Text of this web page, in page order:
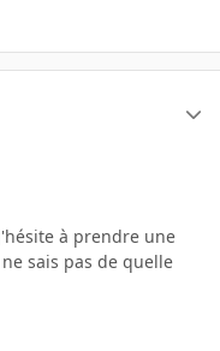
à prendre une
ne sais pas de quelle